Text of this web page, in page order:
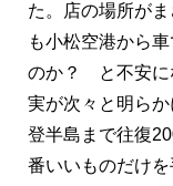
た。店の場所が
も小松空港から
のか？ と不安に
実が次々と明ら
登半島まで往復
番いいものだけ